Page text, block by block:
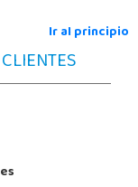
Ir al principio